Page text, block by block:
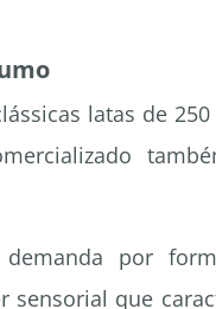
latas de 250
por
que